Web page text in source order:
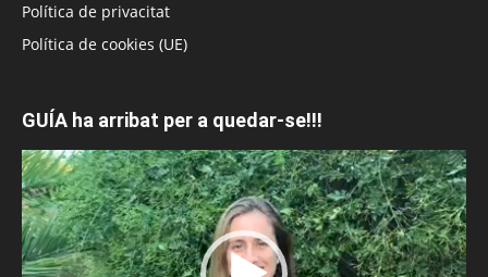
Política de privacitat
Política de cookies (UE)
GUÍA ha arribat per a quedar-se!!!
Reproductor
de
vídeo